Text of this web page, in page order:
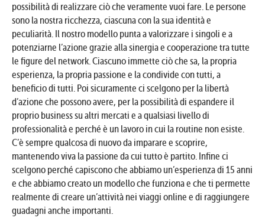
possibilità di realizzare ciò che veramente vuoi fare. Le persone
sono la nostra ricchezza, ciascuna con la sua identità e
peculiarità. Il nostro modello punta a valorizzare i singoli e a
potenziarne l’azione grazie alla sinergia e cooperazione tra tutte
le figure del network. Ciascuno immette ciò che sa, la propria
esperienza, la propria passione e la condivide con tutti, a
beneficio di tutti. Poi sicuramente ci scelgono per la libertà
d’azione che possono avere, per la possibilità di espandere il
proprio business su altri mercati e a qualsiasi livello di
professionalità e perché è un lavoro in cui la routine non esiste.
C’è sempre qualcosa di nuovo da imparare e scoprire,
mantenendo viva la passione da cui tutto è partito. Infine ci
scelgono perché capiscono che abbiamo un’esperienza di 15 anni
e che abbiamo creato un modello che funziona e che ti permette
realmente di creare un’attività nei viaggi online e di raggiungere
guadagni anche importanti.